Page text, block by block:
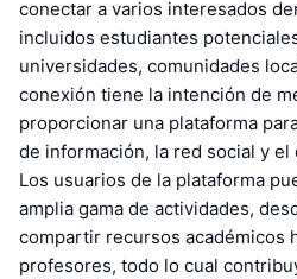
conectar a varios interesados
incluidos estudiantes
universidades, comunidades
conexión tiene la intención de
proporcionar una plataforma
de información, la red social y
Los usuarios de la plataforma
amplia gama de actividades,
compartir recursos académicos
profesores, todo lo cual